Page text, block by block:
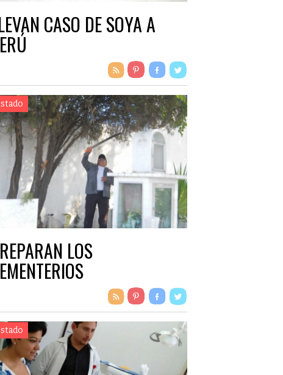
CASO DE SOYA A
LOS